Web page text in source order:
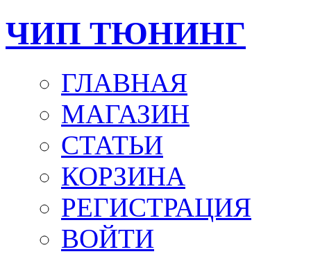
ЧИП ТЮНИНГ
ГЛАВНАЯ
МАГАЗИН
СТАТЬИ
КОРЗИНА
РЕГИСТРАЦИЯ
ВОЙТИ